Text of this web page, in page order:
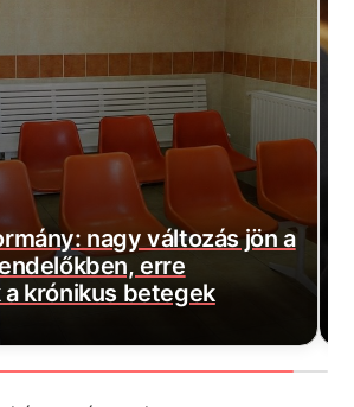
rossz híreket kapott:
szabott ki a